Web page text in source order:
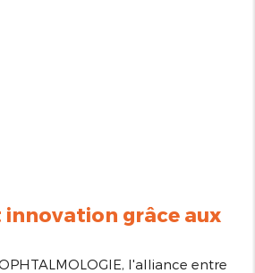
innovation grâce aux
l'alliance entre